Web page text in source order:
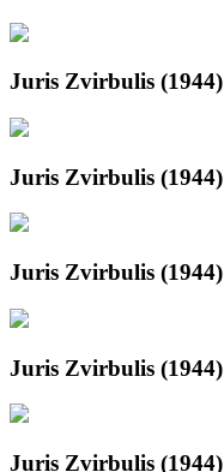
Juris Zvirbulis (1944)
Juris Zvirbulis (1944)
Juris Zvirbulis (1944)
Juris Zvirbulis (1944)
Juris Zvirbulis (1944)